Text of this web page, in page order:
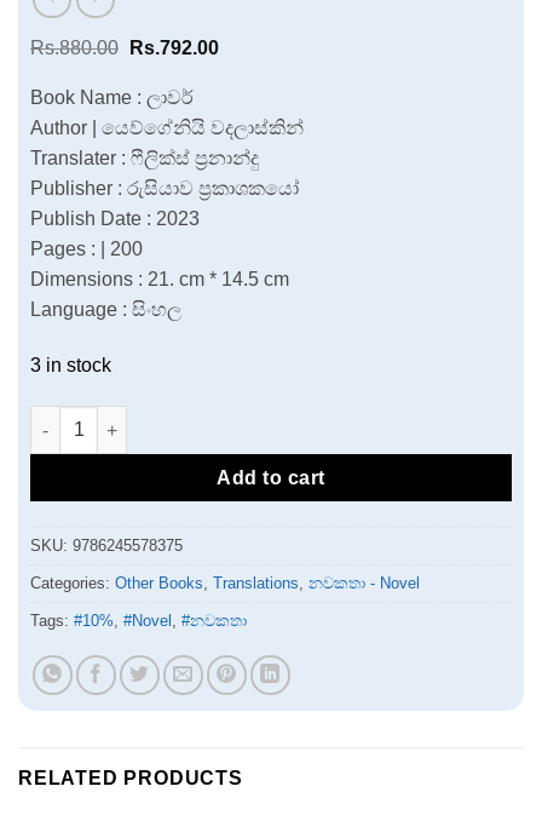
Rs.880.00 Original
Rs.880.00.
Rs.792.00Current
Book Name : ලාවර්
Author | යෙව්ගේනියි වදලාස්කින්
Translater : ෆීලික්ස් ප්‍රනාන්දු
Publisher : රුසියාව ප්‍රකාශකයෝ
Publish Date : 2023
Pages : | 200
Dimensions : 21. cm * 14.5 cm
Language : සිංහල
3 in stock
ලාවර් quantity
Add to cart
SKU: 9786245578375
Categories: Other Books Translations නවකතා - Novel
Tags: #10% #Novel #නවකතා
RELATED PRODUCTS